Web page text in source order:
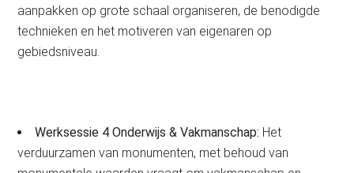
aanpakken op grote schaal organiseren, de benodigde
technieken en het motiveren van eigenaren op
gebiedsniveau.
Werksessie 4 Onderwijs & Vakmanschap: Het
verduurzamen van monumenten, met behoud van